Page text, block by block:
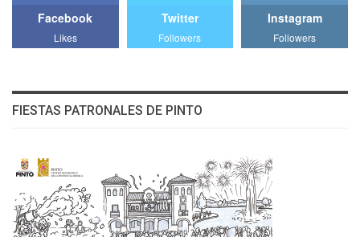
Facebook
Likes
Twitter
Followers
Instagram
Followers
FIESTAS PATRONALES DE PINTO